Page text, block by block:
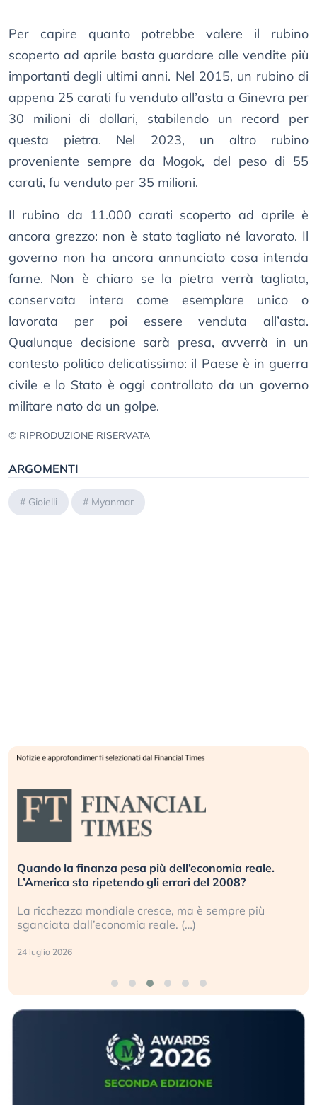
Per capire quanto potrebbe valere il rubino
scoperto ad aprile basta guardare alle vendite più
importanti degli ultimi anni. Nel 2015, un rubino di
appena 25 carati fu venduto all’asta a Ginevra per
30 milioni di dollari, stabilendo un record per
questa pietra. Nel 2023, un altro rubino
proveniente sempre da Mogok, del peso di 55
carati, fu venduto per 35 milioni.
Il rubino da 11.000 carati scoperto ad aprile è
ancora grezzo: non è stato tagliato né lavorato. Il
governo non ha ancora annunciato cosa intenda
farne. Non è chiaro se la pietra verrà tagliata,
conservata intera come esemplare unico o
lavorata per poi essere venduta all’asta.
Qualunque decisione sarà presa, avverrà in un
contesto politico delicatissimo: il Paese è in guerra
civile e lo Stato è oggi controllato da un governo
militare nato da un golpe.
© RIPRODUZIONE RISERVATA
ARGOMENTI
# Gioielli # Myanmar
Quando la finanza pesa più dell’economia reale.
L’America sta ripetendo gli errori del 2008?
La ricchezza mondiale cresce, ma è sempre più
sganciata dall’economia reale. (…)
24 luglio 2026